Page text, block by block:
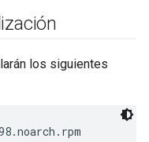
los siguientes